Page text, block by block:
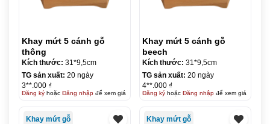
Khay mứt 5 cánh gỗ
thông
Kích thước: 31*9,5cm
TG sản xuất: 20 ngày
3**.000 ₫
Đăng kýhoặc Đăng nhậpđể xem giá
Khay mứt 5 cánh gỗ
beech
Kích thước: 31*9,5cm
TG sản xuất: 20 ngày
4**.000 ₫
Đăng kýhoặc Đăng nhậpđể xem giá
Khay mứt gỗ Khay mứt gỗ